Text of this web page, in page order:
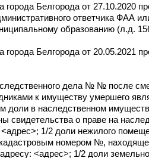
Белгорода от 27.10.2020
ответчика ФАА
образованию (л.д.
Белгорода от 20.05.2021
дела № № после
к имуществу
доли в наследственном
о праве на
1/2 доли нежилого
номером №,
<адрес>; 1/2 доли